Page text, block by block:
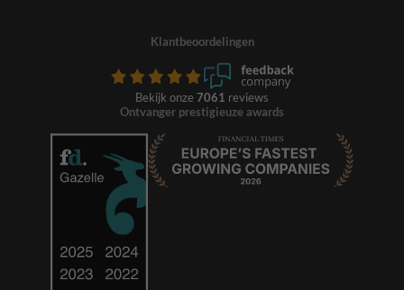
Klantbeoordelingen
Bekijk onze 7061 reviews
Ontvanger prestigieuze awards